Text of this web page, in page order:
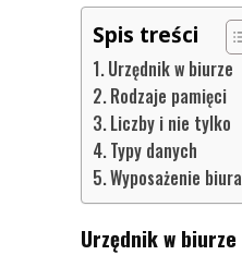
Spis treści
Urzędnik w biurze
Rodzaje pamięci
Liczby i nie tylko
Typy danych
Wyposażenie biura
Urzędnik w biurze